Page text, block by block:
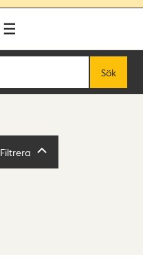
Sök
Filtrera